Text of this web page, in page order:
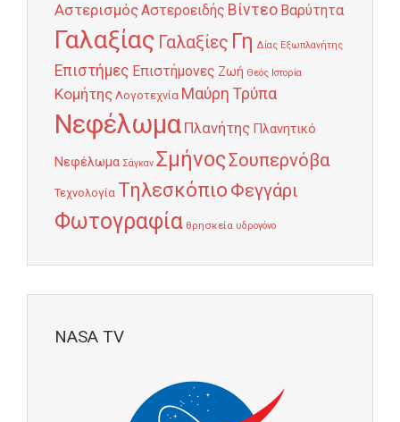
ΑστερισμόςΑστεροειδής Βίντεο Βαρύτητα
Γαλαξίας Γαλαξίες Γη Δίας Εξωπλανήτης
Επιστήμες Επιστήμονες Ζωή Θεός Ιστορία
Κομήτης Λογοτεχνία Μαύρη Τρύπα
Νεφέλωμα Πλανήτης Πλανητικό
Νεφέλωμα Σάγκαν ΣμήνοςΣουπερνόβα
Τεχνολογία Τηλεσκόπιο Φεγγάρι
Φωτογραφία θρησκεία υδρογόνο
NASA TV